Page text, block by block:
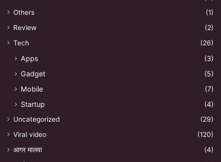
Others
(1)
Review
(2)
Tech
(26)
Apps
(3)
Gadget
(5)
Mobile
(7)
Startup
(4)
Uncategorized
(29)
Viral video
(120)
आगर मालवा
(4)